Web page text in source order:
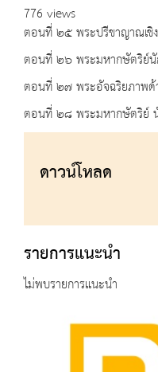
776 views
ตอนที่ ๒๕ พระปรีขาญาณเชิ
ตอนที่ ๒๖ พระมหากษัตริย์
ตอนที่ ๒๗ พระอัจฉริยภาพด้
ตอนที่ ๒๘ พระมหากษัตริย์
ดาวน์โหลด
รายการแนะนำ
ไม่พบรายการแนะนำ